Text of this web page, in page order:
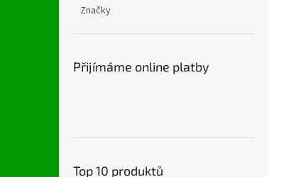
Značky
Přijímáme online platby
Top 10 produktů